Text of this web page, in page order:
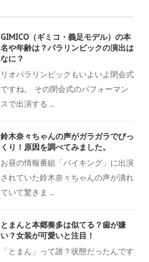
GIMICO（ギミコ・義足モデル）の本
名や年齢は？パラリンピックの演出は
なに？
リオパラリンピックもいよいよ閉会式
ですね。 その閉会式のパフォーマン
スで出演する ...
鈴木奈々ちゃんの声がガラガラでびっ
くり！原因を調べてみました。
お昼の情報番組「バイキング」に出演
されていた鈴木奈々ちゃんの声が潰れ
ていて驚きま ...
とまんと本郷奏多は似てる？歯が嫌
い？女装が可愛いと注目！
「とまん」って誰？状態だったんです